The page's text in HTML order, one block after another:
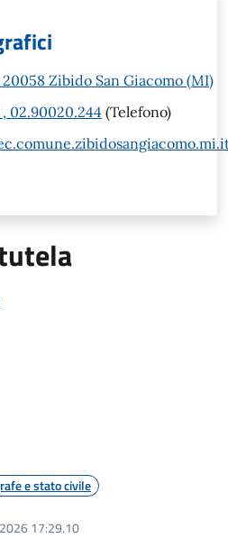
20058 Zibido San Giacomo (MI)
02.90020.244(Telefono)
e stato civile
17:29.10